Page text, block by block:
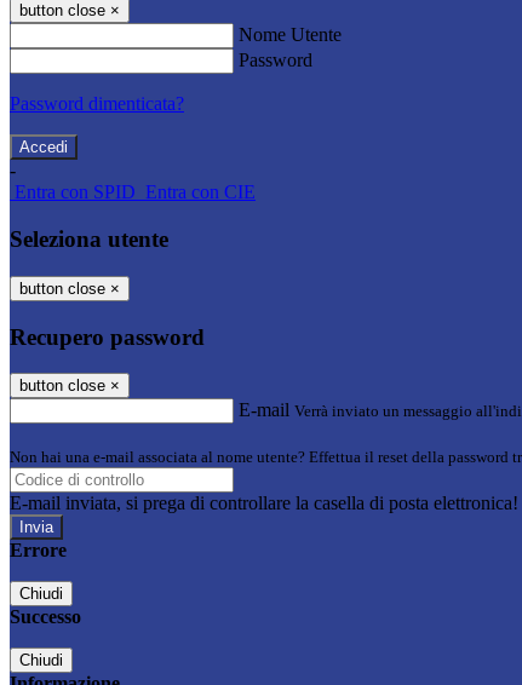
button close ×
Nome Utente
Password
Password dimenticata?
-
Entra con SPID Entra con CIE
Seleziona utente
button close ×
Recupero password
button close ×
E-mail Verrà inviato un messaggio
Non hai una e-mail associata al nome utente? Effettua il reset della password
E-mail inviata, si prega di controllare la casella di posta elettronica!
Errore
Chiudi
Successo
Chiudi